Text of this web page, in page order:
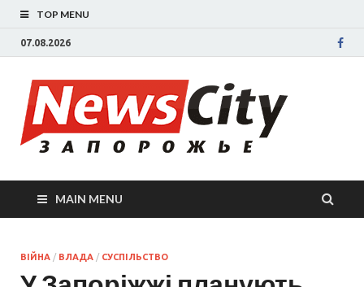
TOP MENU
07.08.2026
MAIN MENU
ВІЙНА / ВЛАДА / СУСПІЛЬСТВО